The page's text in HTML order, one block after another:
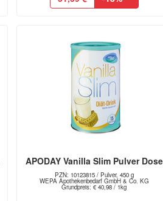
APODAY Vanilla Slim Pulver Dose
PZN: 10123815 / Pulver, 450 g
WEPA Apothekenbedarf GmbH & Co. KG
Grundpreis: € 40,98 / 1kg